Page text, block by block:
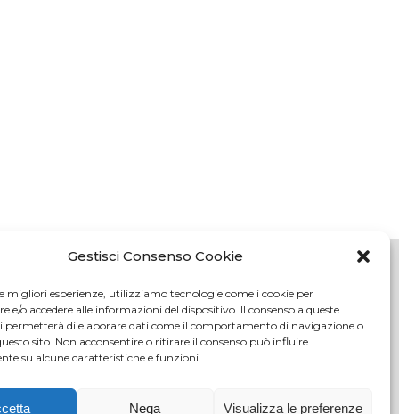
Gestisci Consenso Cookie
migliori esperienze, utilizziamo tecnologie come i cookie per
e/o accedere alle informazioni del dispositivo. Il consenso a queste
permetterà di elaborare dati come il comportamento di navigazione o
sito. Non acconsentire o ritirare il consenso può influire
su alcune caratteristiche e funzioni.
Nega Visualizza le preferenze
(FI)